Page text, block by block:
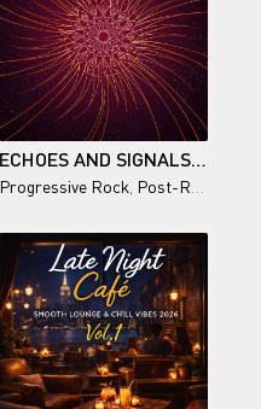
ECHOES AND SIGNALS / SOLAR
Progressive Rock Post-Rock